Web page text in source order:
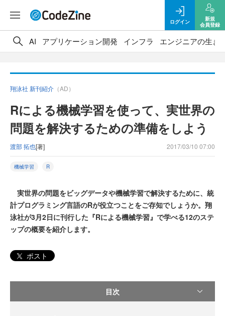
ログイン
新規
会員登録
AI アプリケーション開発 インフラ エンジニアの生き
翔泳社 新刊紹介 （AD）
Rによる機械学習を使って、実世界の
問題を解決するための準備をしよう
渡部 拓也[著] 2017/03/10 07:00
機械学習 R
実世界の問題をビッグデータや機械学習で解決するために、統
計プログラミング言語のRが役立つことをご存知でしょうか。翔
泳社が3月2日に刊行した『Rによる機械学習』で学べる12のステ
ップの概要を紹介します。
ポスト
目次